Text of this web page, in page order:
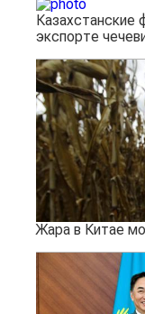
Казахстанские
экспорте
Жара в Китае